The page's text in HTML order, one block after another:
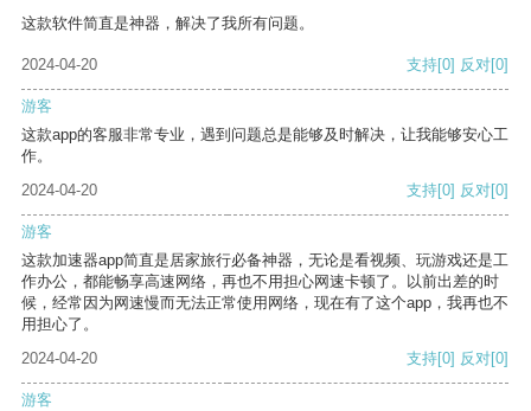
这款软件简直是神器，解决了我所有问题。
2024-04-20 支持[0] 反对[0]
游客
这款app的客服非常专业，遇到问题总是能够及时解决，让我能够安心工
作。
2024-04-20
支持[0] 反对[0]
游客
这款加速器app简直是居家旅行必备神器，无论是看视频、玩游戏还是工
作办公，都能畅享高速网络，再也不用担心网速卡顿了。以前出差的时
候，经常因为网速慢而无法正常使用网络，现在有了这个app，我再也不
用担心了。
2024-04-20
支持[0] 反对[0]
游客